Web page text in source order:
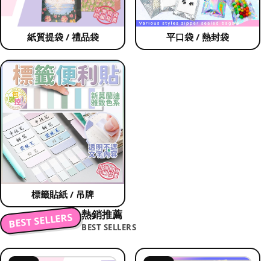
紙質提袋 / 禮品袋 平口袋 / 熱封袋
標籤貼紙 / 吊牌
BEST SELLERS 熱銷推薦
BEST SELLERS